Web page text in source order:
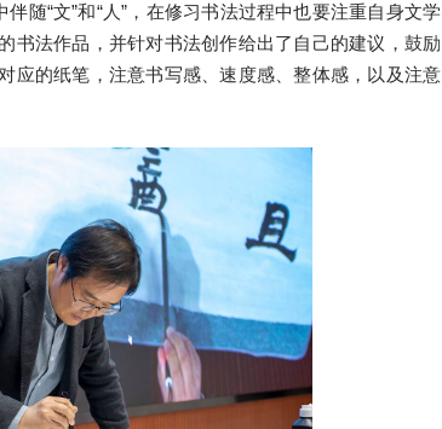
随“文”和“人”，在修习书法过程中也要注重自身文学
书法作品，并针对书法创作给出了自己的建议，鼓励
应的纸笔，注意书写感、速度感、整体感，以及注意